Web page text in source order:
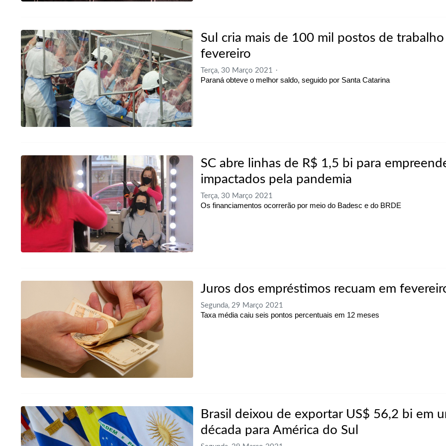
Sul cria mais de 100 mil postos de trabalho
fevereiro
Terça, 30 Março 2021
Paraná obteve o melhor saldo, seguido por Santa Catarina
SC abre linhas de R$ 1,5 bi para
impactados pela pandemia
Terça, 30 Março 2021
Os financiamentos ocorrerão por meio do Badesc e do BRDE
Juros dos empréstimos recuam em
Segunda, 29 Março 2021
Taxa média caiu seis pontos percentuais em 12 meses
Brasil deixou de exportar US$ 56,2 bi em
década para América do Sul